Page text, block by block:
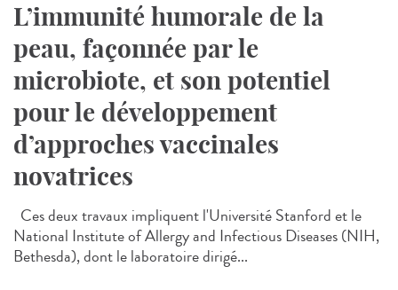
L’immunité humorale de la
peau, façonnée par le
microbiote, et son potentiel
pour le développement
d’approches vaccinales
novatrices
Ces deux travaux impliquent l'Université Stanford et le
National Institute of Allergy and Infectious Diseases (NIH,
Bethesda), dont le laboratoire dirigé...